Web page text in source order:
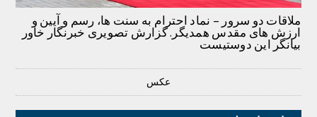
ملاقات دو سرور – نماد احترام به سنت ها، رسم و آیین و
ارزش های مقدس همدیگر. گزارش تصویری خبرنگار خاور
بیانگر این دوستیست
عکس